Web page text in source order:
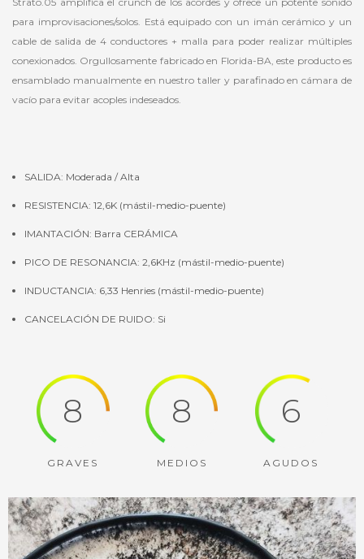
para improvisaciones/solos. Está equipado con un imán cerámico y un
cable de salida de 4 conductores + malla para poder realizar múltiples
conexionados. Orgullosamente fabricado en Florida-BA, este producto es
ensamblado manualmente en nuestro taller y parafinado en cámara de
vacío para evitar acoples indeseados.
SALIDA: Moderada / Alta
RESISTENCIA: 12,6K (mástil-medio-puente)
IMANTACIÓN: Barra CERÁMICA
PICO DE RESONANCIA: 2,6KHz (mástil-medio-puente)
INDUCTANCIA: 6,33 Henries (mástil-medio-puente)
CANCELACIÓN DE RUIDO: Si
8
GRAVES
8
MEDIOS
6
AGUDOS